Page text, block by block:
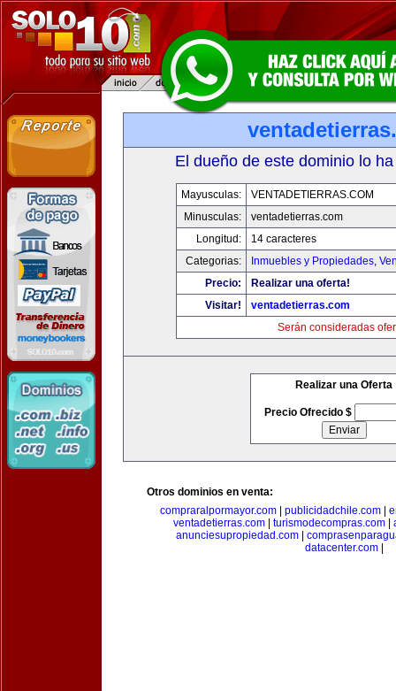
El dueño de este dominio lo
Mayusculas:
VENTADETIERRAS.COM
Minusculas:
ventadetierras.com
Longitud:
14 caracteres
Categorias:
Inmuebles y Propiedades,
Precio:
Realizar una oferta!
Visitar!
ventadetierras.com
Serán consideradas
Realizar una Oferta
Precio Ofrecido $
Otros dominios en venta:
compraralpormayor.com| publicidadchile.com|
ventadetierras.com
turismodecompras.com
anunciesupropiedad.com|
datacenter.com|